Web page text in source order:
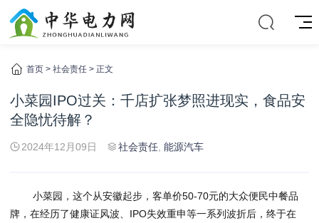
首页 > 社会责任 > 正文
小菜园IPO过关：千店扩张梦照进现实，食品安
全隐忧待解？
2024年12月09日 社会责任 能源汽车
小菜园，这个从安徽起步，客单价50-70元的大众便民中餐品
牌，在经历了健康证风波、IPO失效重申等一系列波折后，终于在